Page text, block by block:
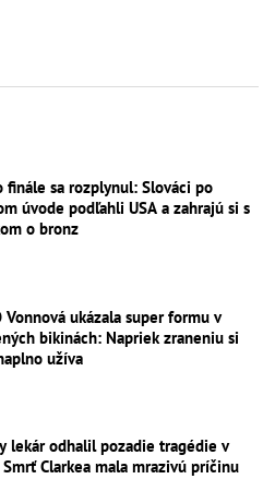
finále sa rozplynul: Slováci po
úvode podľahli USA a zahrajú si s
o bronz
Vonnová ukázala super formu v
bikinách: Napriek zraneniu si
užíva
lekár odhalil pozadie tragédie v
Smrť Clarkea mala mrazivú príčinu